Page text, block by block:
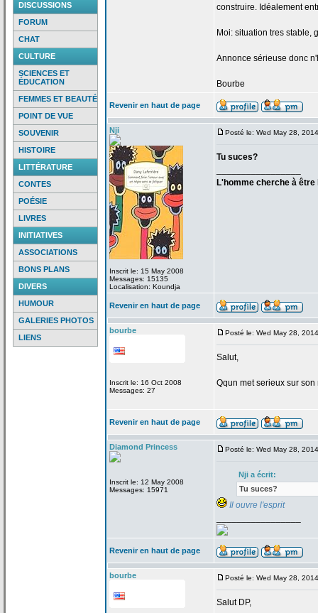
DISCUSSIONS
FORUM
CHAT
CULTURE
SCIENCES ET
ÉDUCATION
FEMMES ET BEAUTÉ
POINT DE VUE
SOUVENIR
HISTOIRE
LITTÉRATURE
CONTES
POÉSIE
LIVRES
INITIATIVES
ASSOCIATIONS
BONS PLANS
DIVERS
HUMOUR
GALERIES PHOTOS
LIENS
construire. Idéalement
Moi: situation tres stable,
Annonce sérieuse donc
Bourbe
Revenir en haut de page
Nji
Inscrit le: 15 May 2008
Messages: 15135
Localisation: Koundja
Posté le: Wed May 28,
Tu suces?
L'homme cherche à
Revenir en haut de page
bourbe
Inscrit le: 16 Oct 2008
Messages: 27
Posté le: Wed May 28,
Salut,
Qqun met serieux sur
Revenir en haut de page
Diamond Princess
Inscrit le: 12 May 2008
Messages: 15971
Posté le: Wed May 28,
Nji a écrit:
Tu suces?
Il ouvre l'esprit
Revenir en haut de page
bourbe Posté le: Wed May 28,
Salut DP,